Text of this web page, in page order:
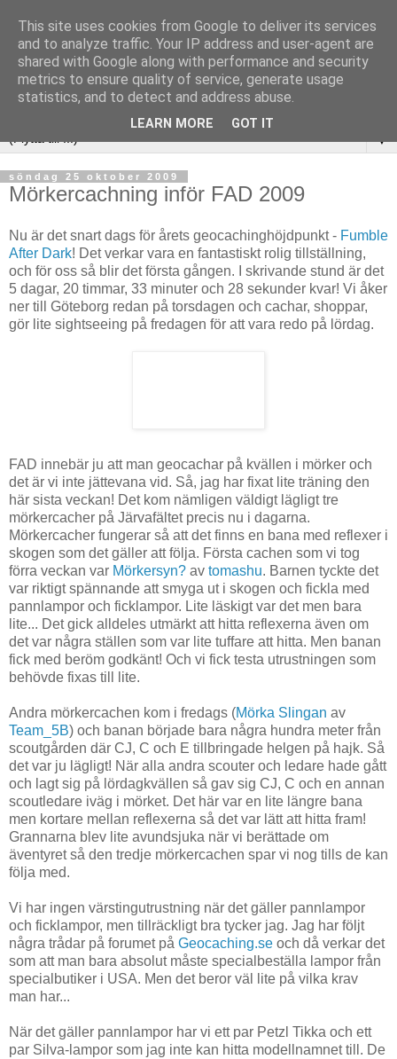
▼
söndag 25 oktober 2009
Mörkercachning inför FAD 2009
Nu är det snart dags för årets geocachinghöjdpunkt - Fumble
After Dark! Det verkar vara en fantastiskt rolig tillställning,
och för oss så blir det första gången. I skrivande stund är det
5 dagar, 20 timmar, 33 minuter och 28 sekunder kvar! Vi åker
ner till Göteborg redan på torsdagen och cachar, shoppar,
gör lite sightseeing på fredagen för att vara redo på lördag.
FAD innebär ju att man geocachar på kvällen i mörker och
det är vi inte jättevana vid. Så, jag har fixat lite träning den
här sista veckan! Det kom nämligen väldigt lägligt tre
mörkercacher på Järvafältet precis nu i dagarna.
Mörkercacher fungerar så att det finns en bana med reflexer i
skogen som det gäller att följa. Första cachen som vi tog
förra veckan var Mörkersyn? av tomashu. Barnen tyckte det
var riktigt spännande att smyga ut i skogen och fickla med
pannlampor och ficklampor. Lite läskigt var det men bara
lite... Det gick alldeles utmärkt att hitta reflexerna även om
det var några ställen som var lite tuffare att hitta. Men banan
fick med beröm godkänt! Och vi fick testa utrustningen som
behövde fixas till lite.
Andra mörkercachen kom i fredags (Mörka Slingan av
Team_5B) och banan började bara några hundra meter från
scoutgården där CJ, C och E tillbringade helgen på hajk. Så
det var ju lägligt! När alla andra scouter och ledare hade gått
och lagt sig på lördagkvällen så gav sig CJ, C och en annan
scoutledare iväg i mörket. Det här var en lite längre bana
men kortare mellan reflexerna så det var lätt att hitta fram!
Grannarna blev lite avundsjuka när vi berättade om
äventyret så den tredje mörkercachen spar vi nog tills de kan
följa med.
Vi har ingen värstingutrustning när det gäller pannlampor
och ficklampor, men tillräckligt bra tycker jag. Jag har följt
några trådar på forumet på Geocaching.se och då verkar det
som att man bara absolut måste specialbeställa lampor från
specialbutiker i USA. Men det beror väl lite på vilka krav
man har...
När det gäller pannlampor har vi ett par Petzl Tikka och ett
par Silva-lampor som jag inte kan hitta modellnamnet till. De
This site uses cookies from Google to deliver its services
and to analyze traffic. Your IP address and user-agent are
shared with Google along with performance and security
metrics to ensure quality of service, generate usage
statistics, and to detect and address abuse.
LEARN MORE GOT IT